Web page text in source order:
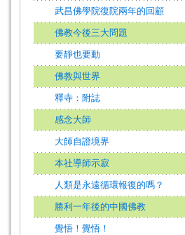
武昌佛學院復院兩年的回顧
佛教今後三大問題
要靜也要動
佛教與世界
釋寺：附誌
感念大師
大師自證境界
本社導師示寂
人類是永遠循環報復的嗎？
勝利一年後的中國佛教
覺悟！覺悟！